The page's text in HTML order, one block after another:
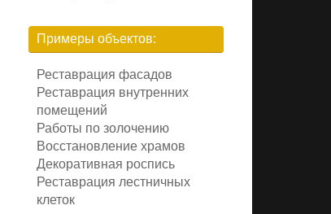
Примеры объектов:
Реставрация фасадов
Реставрация внутренних
помещений
Работы по золочению
Восстановление храмов
Декоративная роспись
Реставрация лестничных
клеток